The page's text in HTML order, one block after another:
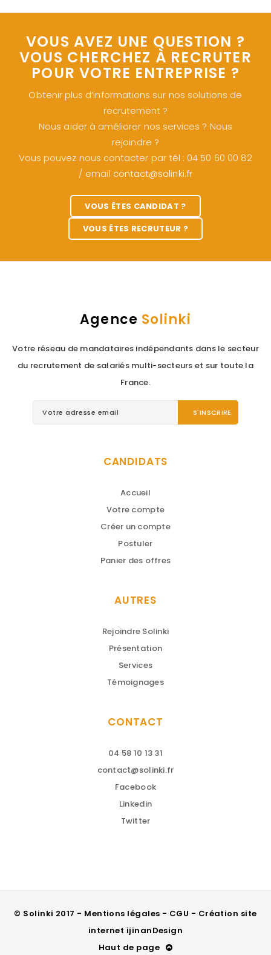
VOUS AVEZ UNE QUESTION ?
VOUS CHERCHEZ À RECRUTER
POUR VOTRE ENTREPRISE ?
Obtenir plus d’informations sur nos solutions de
recrutement ?
Nous aider à améliorer nos services ? Nous
rejoindre ?
Vous pouvez nous contacter par tél : 04 50 60 00 82
/ email contact@solinki.fr
VOUS ÊTES CANDIDAT ?
VOUS ÊTES RECRUTEUR ?
Agence Solinki
Votre réseau de mandataires indépendants dans le secteur
du recrutement de salariés multi-secteurs et sur toute la
France.
CANDIDATS
Accueil
Votre compte
Créer un compte
Postuler
Panier des offres
AUTRES
Rejoindre Solinki
Présentation
Services
Témoignages
CONTACT
04 58 10 13 31
contact@solinki.fr
Facebook
Linkedin
Twitter
© Solinki 2017 - Mentions légales - CGU - Création site
internet ijinanDesign
Haut de page